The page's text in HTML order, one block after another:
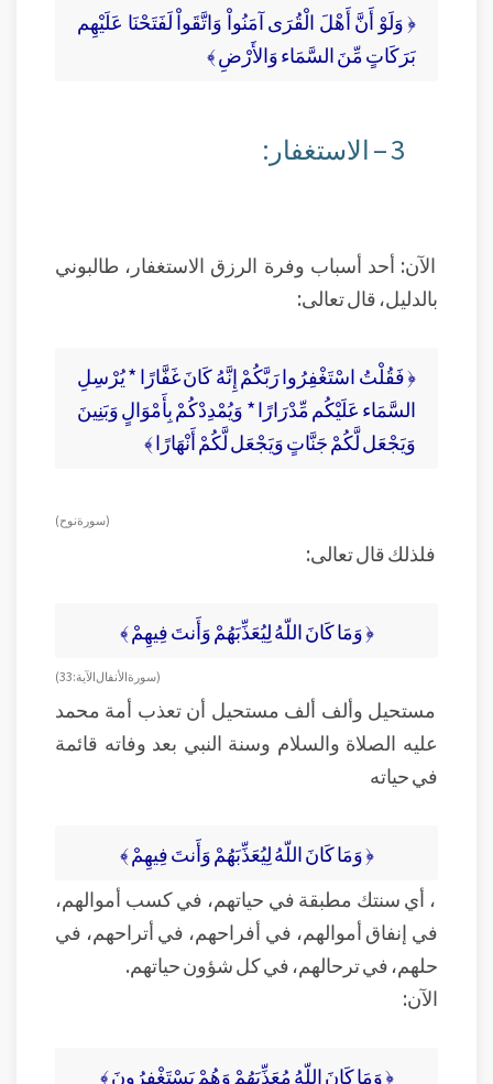
﴿ وَلَوْ أَنَّ أَهْلَ الْقُرَى آمَنُواْ وَاتَّقَواْ لَفَتَحْنَا عَلَيْهِم
بَرَكَاتٍ مِّنَ السَّمَاء وَالأَرْضِ ﴾
3 – الاستغفار:
الآن: أحد أسباب وفرة الرزق الاستغفار، طالبوني
بالدليل، قال تعالى:
﴿ فَقُلْتُ اسْتَغْفِرُوا رَبَّكُمْ إِنَّهُ كَانَ غَفَّارًا * يُرْسِلِ
السَّمَاء عَلَيْكُم مِّدْرَارًا * وَيُمْدِدْكُمْ بِأَمْوَالٍ وَبَنِينَ
وَيَجْعَل لَّكُمْ جَنَّاتٍ وَيَجْعَل لَّكُمْ أَنْهَارًا ﴾
( سورة نوح )
فلذلك قال تعالى:
﴿ وَمَا كَانَ اللّهُ لِيُعَذِّبَهُمْ وَأَنتَ فِيهِمْ ﴾
( سورة الأنفال الآية: 33 )
مستحيل وألف ألف مستحيل أن تعذب أمة محمد
عليه الصلاة والسلام وسنة النبي بعد وفاته قائمة
في حياته
﴿ وَمَا كَانَ اللّهُ لِيُعَذِّبَهُمْ وَأَنتَ فِيهِمْ ﴾
، أي سنتك مطبقة في حياتهم، في كسب أموالهم،
في إنفاق أموالهم، في أفراحهم، في أتراحهم، في
حلهم، في ترحالهم، في كل شؤون حياتهم.
الآن:
﴿ وَمَا كَانَ اللّهُ مُعَذِّبَهُمْ وَهُمْ يَسْتَغْفِرُونَ ﴾